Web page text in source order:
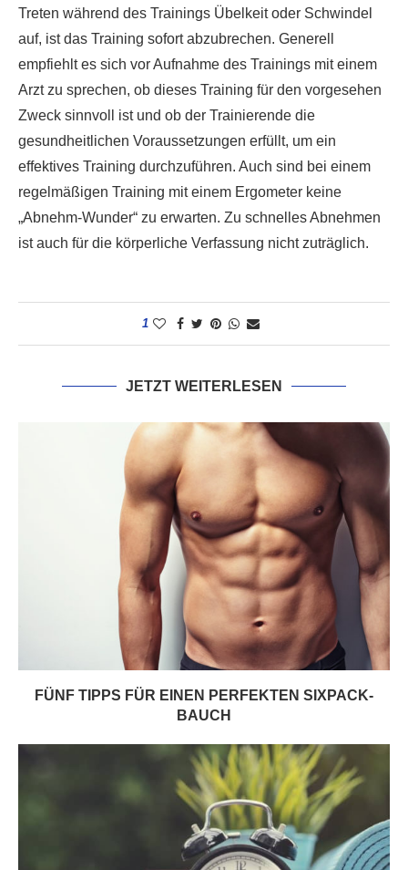
Treten während des Trainings Übelkeit oder Schwindel
auf, ist das Training sofort abzubrechen. Generell
empfiehlt es sich vor Aufnahme des Trainings mit einem
Arzt zu sprechen, ob dieses Training für den vorgesehen
Zweck sinnvoll ist und ob der Trainierende die
gesundheitlichen Voraussetzungen erfüllt, um ein
effektives Training durchzuführen. Auch sind bei einem
regelmäßigen Training mit einem Ergometer keine
„Abnehm-Wunder“ zu erwarten. Zu schnelles Abnehmen
ist auch für die körperliche Verfassung nicht zuträglich.
1
JETZT WEITERLESEN
FÜNF TIPPS FÜR EINEN PERFEKTEN SIXPACK-
BAUCH